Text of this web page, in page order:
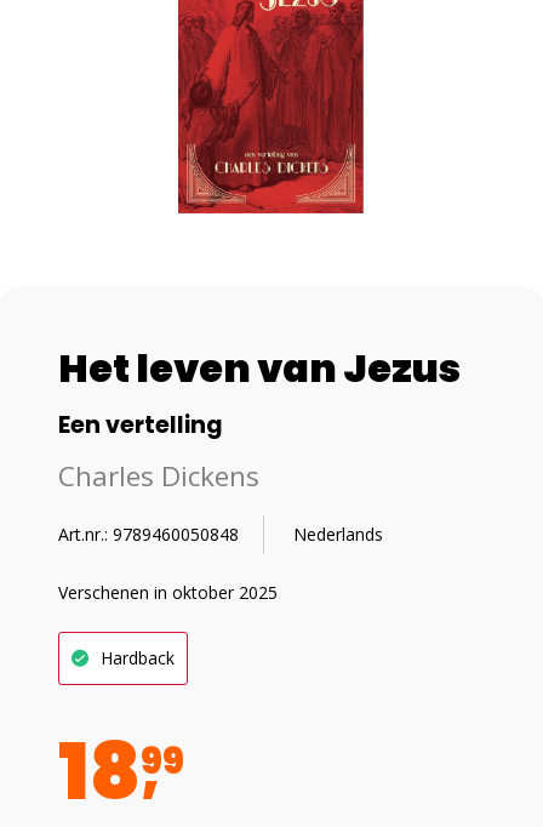
Het leven van Jezus
Een vertelling
Charles Dickens
Art.nr.: 9789460050848 Nederlands
Verschenen in oktober 2025
Hardback
1899